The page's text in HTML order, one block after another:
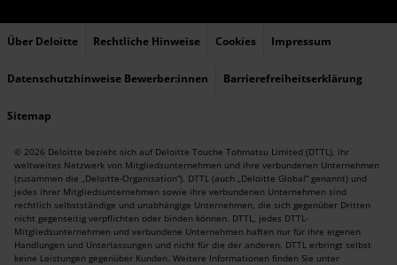
Über Deloitte Rechtliche Hinweise Cookies Impressum
Datenschutzhinweise Bewerber:innen Barrierefreiheitserklärung
Sitemap
© 2026 Deloitte bezieht sich auf Deloitte Touche Tohmatsu Limited (DTTL), ihr
weltweites Netzwerk von Mitgliedsunternehmen und ihre verbundenen Unternehmen
(zusammen die „Deloitte-Organisation“). DTTL (auch „Deloitte Global“ genannt) und
jedes ihrer Mitgliedsunternehmen sowie ihre verbundenen Unternehmen sind
rechtlich selbstständige und unabhängige Unternehmen, die sich gegenüber Dritten
nicht gegenseitig verpflichten oder binden können. DTTL, jedes DTTL-
Mitgliedsunternehmen und verbundene Unternehmen haften nur für ihre eigenen
Handlungen und Unterlassungen und nicht für die der anderen. DTTL erbringt selbst
keine Leistungen gegenüber Kunden. Weitere Informationen finden Sie unter